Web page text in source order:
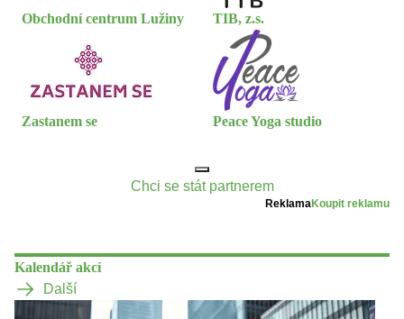
Obchodní centrum Lužiny TIB, z.s.
Zastanem se Peace Yoga studio
Chci se stát partnerem
ReklamaKoupit reklamu
Kalendář akcí
Další